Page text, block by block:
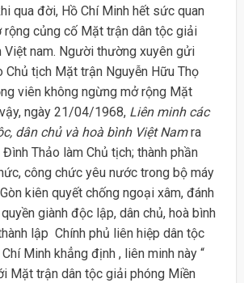
qua đời, Hồ Chí Minh hết sức quan
rộng củng cố Mặt trận dân tộc giải
Việt nam. Người thường xuyên gửi
Chủ tịch Mặt trận Nguyễn Hữu Thọ
viên không ngừng mở rộng Mặt
ngày 21/04/1968, Liên minh các
dân chủ và hoà bình Việt Namra
Thảo làm Chủ tịch; thành phần
công chức yêu nước trong bộ máy
kiên quyết chống ngoại xâm, đánh
giành độc lập, dân chủ, hoà bình
lập Chính phủ liên hiệp dân tộc
Minh khẳng định , liên minh này “
Mặt trận dân tộc giải phóng Miền